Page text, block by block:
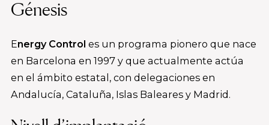
Génesis
Energy Control es un programa pionero que nace
en Barcelona en 1997 y que actualmente actúa
en el ámbito estatal, con delegaciones en
Andalucía, Cataluña, Islas Baleares y Madrid.